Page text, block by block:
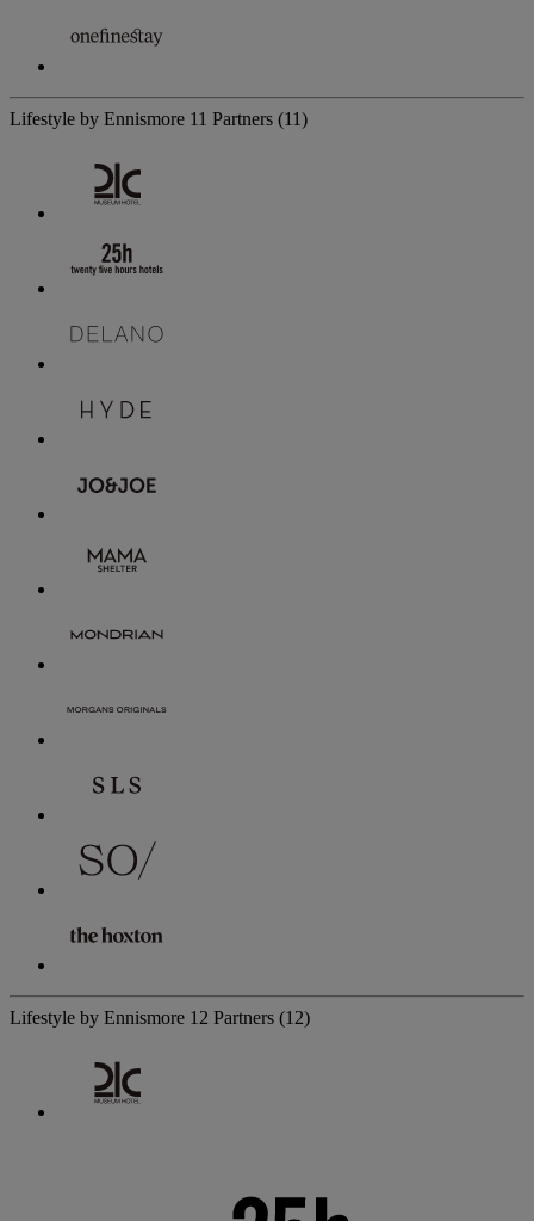
Lifestyle by Ennismore 11 Partners (11)
Lifestyle by Ennismore 12 Partners (12)